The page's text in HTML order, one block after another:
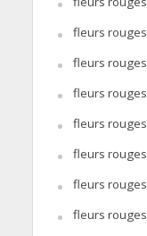
fleurs rouges
fleurs rouges
fleurs rouges
fleurs rouges
fleurs rouges
fleurs rouges
fleurs rouges